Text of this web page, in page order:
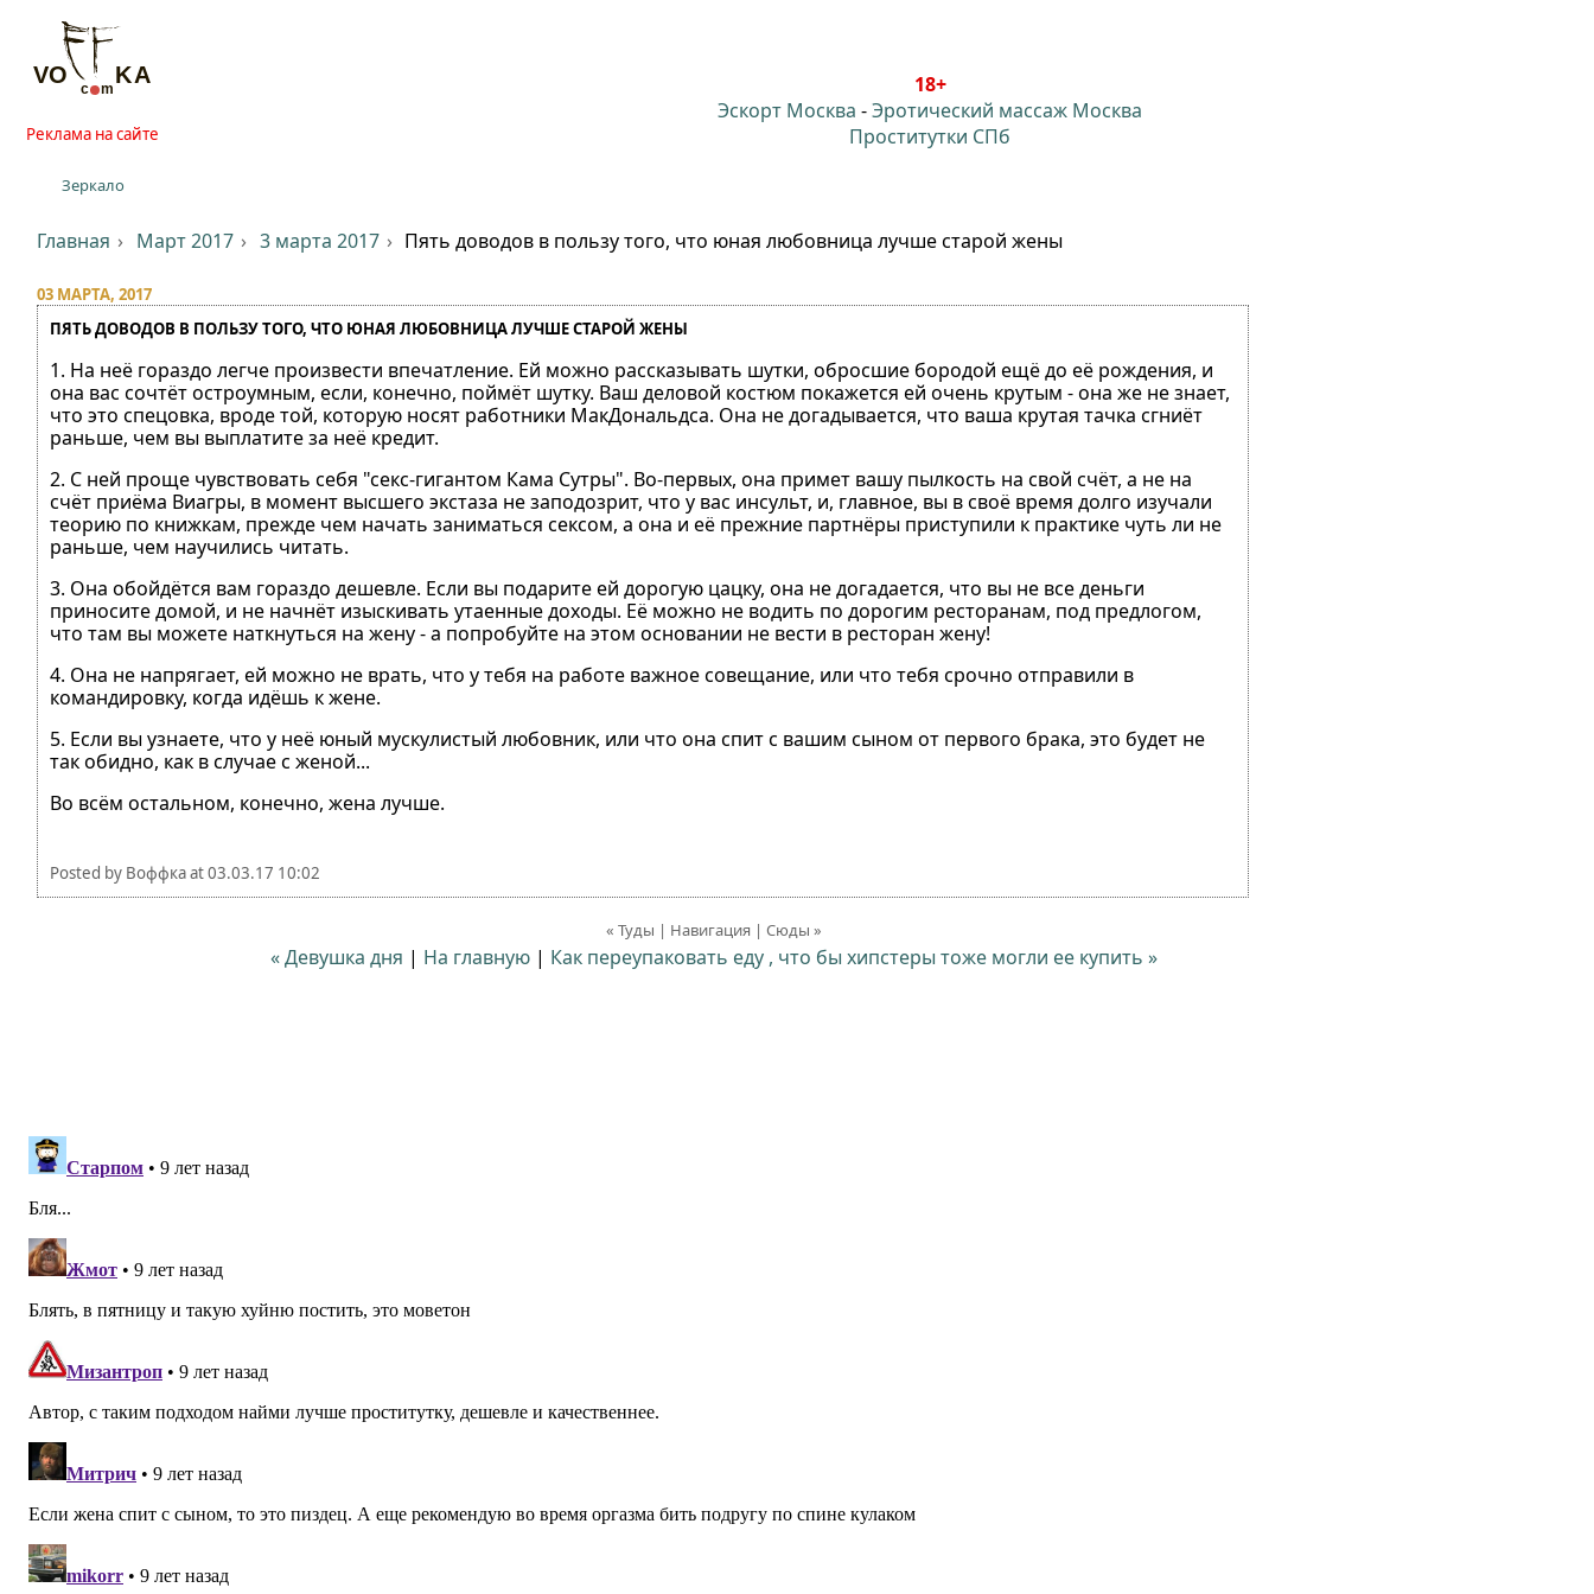
Реклама на сайте
Зеркало
18+
Эскорт Москва -Эротический массаж Москва
Проститутки СПб
Главная Март 2017 3 марта 2017 Пять доводов в пользу того, что юная любовница лучше старой жены
03 МАРТА, 2017
ПЯТЬ ДОВОДОВ В ПОЛЬЗУ ТОГО, ЧТО ЮНАЯ ЛЮБОВНИЦА ЛУЧШЕ СТАРОЙ ЖЕНЫ
1. На неё гораздо легче произвести впечатление. Ей можно рассказывать шутки, обросшие бородой ещё до её рождения, и
она вас сочтёт остроумным, если, конечно, поймёт шутку. Ваш деловой костюм покажется ей очень крутым - она же не знает,
что это спецовка, вроде той, которую носят работники МакДональдса. Она не догадывается, что ваша крутая тачка сгниёт
раньше, чем вы выплатите за неё кредит.
2. С ней проще чувствовать себя "секс-гигантом Кама Сутры". Во-первых, она примет вашу пылкость на свой счёт, а не на
счёт приёма Виагры, в момент высшего экстаза не заподозрит, что у вас инсульт, и, главное, вы в своё время долго изучали
теорию по книжкам, прежде чем начать заниматься сексом, а она и её прежние партнёры приступили к практике чуть ли не
раньше, чем научились читать.
3. Она обойдётся вам гораздо дешевле. Если вы подарите ей дорогую цацку, она не догадается, что вы не все деньги
приносите домой, и не начнёт изыскивать утаенные доходы. Её можно не водить по дорогим ресторанам, под предлогом,
что там вы можете наткнуться на жену - а попробуйте на этом основании не вести в ресторан жену!
4. Она не напрягает, ей можно не врать, что у тебя на работе важное совещание, или что тебя срочно отправили в
командировку, когда идёшь к жене.
5. Если вы узнаете, что у неё юный мускулистый любовник, или что она спит с вашим сыном от первого брака, это будет не
так обидно, как в случае с женой...
Во всём остальном, конечно, жена лучше.
Posted by Воффкаat03.03.17 10:02
« Туды | Навигация | Сюды »
« Девушка дня | На главную | Как переупаковать еду , что бы хипстеры тоже могли ее купить »